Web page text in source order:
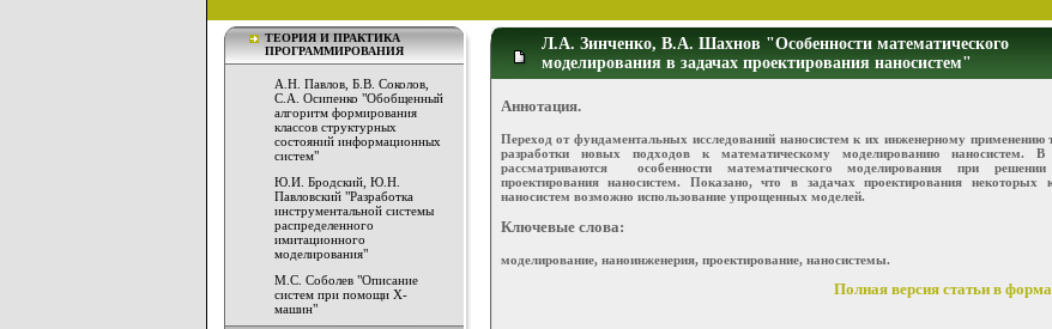
ТЕОРИЯ И ПРАКТИКА
ПРОГРАММИРОВАНИЯ
А.Н. Павлов, Б.В. Соколов,
С.А. Осипенко "Обобщенный
алгоритм формирования
классов структурных
состояний информационных
систем"
Ю.И. Бродский, Ю.Н.
Павловский "Разработка
инструментальной системы
распределенного
имитационного
моделирования"
М.С. Соболев "Описание
систем при помощи Х-
машин"
Л.А. Зинченко, В.А. Шахнов "Особенности математического
моделирования в задачах проектирования наносистем"
Аннотация.
Переход от фундаментальных исследований наносистем к их инженерному применению
разработки новых подходов к математическому моделированию наносистем. В
рассматриваются особенности математического моделирования при решении
проектирования наносистем. Показано, что в задачах проектирования некоторых
наносистем возможно использование упрощенных моделей.
Ключевые слова:
моделирование, наноинженерия, проектирование, наносистемы.
Полная версия статьи в